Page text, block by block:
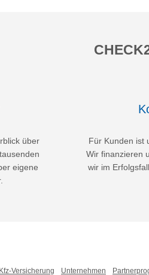
über
eigene
Für Kunden ist
Wir finanzieren
wir im
Kfz-Versicherung Unternehmen